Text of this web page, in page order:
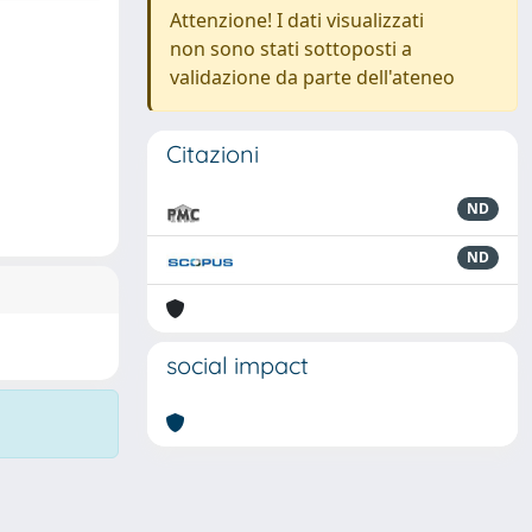
Attenzione! I dati visualizzati
non sono stati sottoposti a
validazione da parte dell'ateneo
Citazioni
ND
ND
social impact